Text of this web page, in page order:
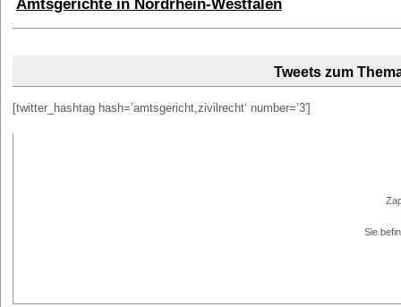
Amtsgerichte in Nordrhein-Westfalen
Tweets zum
[twitter_hashtag hash=’amtsgericht,zivilrecht‘ number=’3′]
Sie